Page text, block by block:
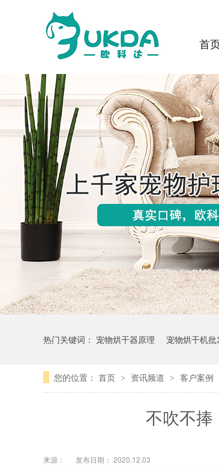
首
热门关键词： 宠物烘干器原理 宠物烘干机批
您的位置： 首页 > 资讯频道 > 客户案例
不吹不捧
来源： 发布日期： 2020.12.03